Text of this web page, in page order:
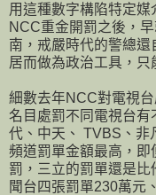
用這種數字構陷特定
NCC重金開罰之後，
南，戒嚴時代的警總
居而做為政治工具，只
細數去年NCC對電視
名目處罰不同電視台
代、中天、 TVBS、非
頻道罰單金額最高，
罰，三立的罰單還是
聞台四張罰單230萬元